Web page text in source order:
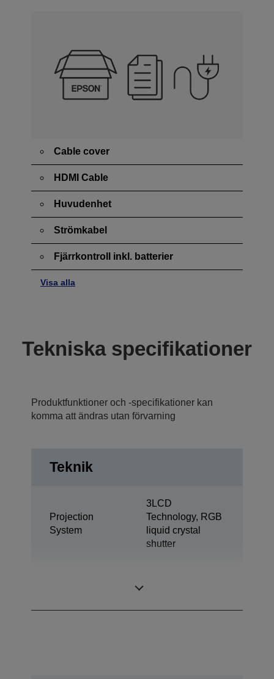
Cable cover
HDMI Cable
Huvudenhet
Strömkabel
Fjärrkontroll inkl. batterier
Visa alla
Tekniska specifikationer
Produktfunktioner och -specifikationer kan
komma att ändras utan förvarning
Teknik
Projection
System
3LCD
Technology, RGB
liquid crystal
shutter